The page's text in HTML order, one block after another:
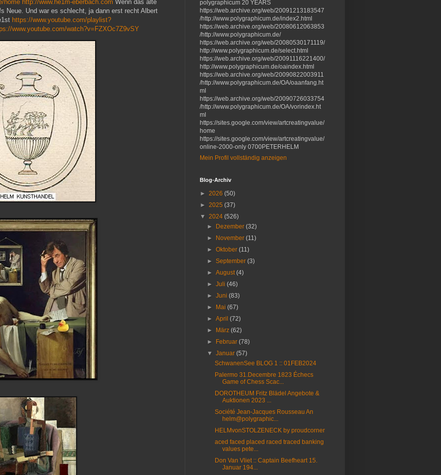
home http://www.he1m-eberbach.com Wenn das alte
Neue. Und war es schlecht, ja dann erst recht Albert
https://www.youtube.com/playlist?
www.youtube.com/watch?v=FZXOc7Z9vSY
polygraphicum 20 YEARS
https://web.archive.org/web/20091213183547
/http://www.polygraphicum.de/index2.html
https://web.archive.org/web/20080612063853
/http://www.polygraphicum.de/
https://web.archive.org/web/20080530171119/
http://www.polygraphicum.de/select.html
https://web.archive.org/web/20091116221400/
http://www.polygraphicum.de/oaindex.html
https://web.archive.org/web/20090822003911
/http://www.polygraphicum.de/OA/oaanfang.ht
ml
https://web.archive.org/web/20090726033754
/http://www.polygraphicum.de/OA/vorindex.ht
ml
https://sites.google.com/view/artcreatingvalue/
home
https://sites.google.com/view/artcreatingvalue/
online-2000-only 0700PETERHELM
Mein Profil vollständig anzeigen
Blog-Archiv
► 2026 (50)
► 2025 (37)
▼ 2024 (526)
►
Dezember(32)
►
November(11)
►Oktober(11)
►September(3)
►August(4)
►Juli(46)
►Juni(83)
►
Mai(67)
►April(72)
►
März(62)
►
Februar(78)
▼Januar(57)
SchwanenSee BLOG 1 :: 01FEB2024
Palermo 31.Decembre 1823 Échecs
Game of Chess Scac...
DOROTHEUM Fritz Blädel Angebote &
Auktionen 2023 ...
Société Jean-Jacques Rousseau An
helm@polygraphic...
HELMvonSTOLZENECK by proudcorner
aced faced placed raced traced banking
values pete...
Don Van Vliet :: Captain Beefheart 15.
Januar 194...